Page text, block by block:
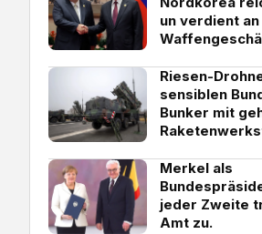
un verdient an
Riesen-
sensiblen
Bunker mit
Merkel als
jeder Zweite
Amt zu.